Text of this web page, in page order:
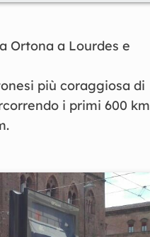
Ortona a Lourdes e
più coraggiosa di
i primi 600 km